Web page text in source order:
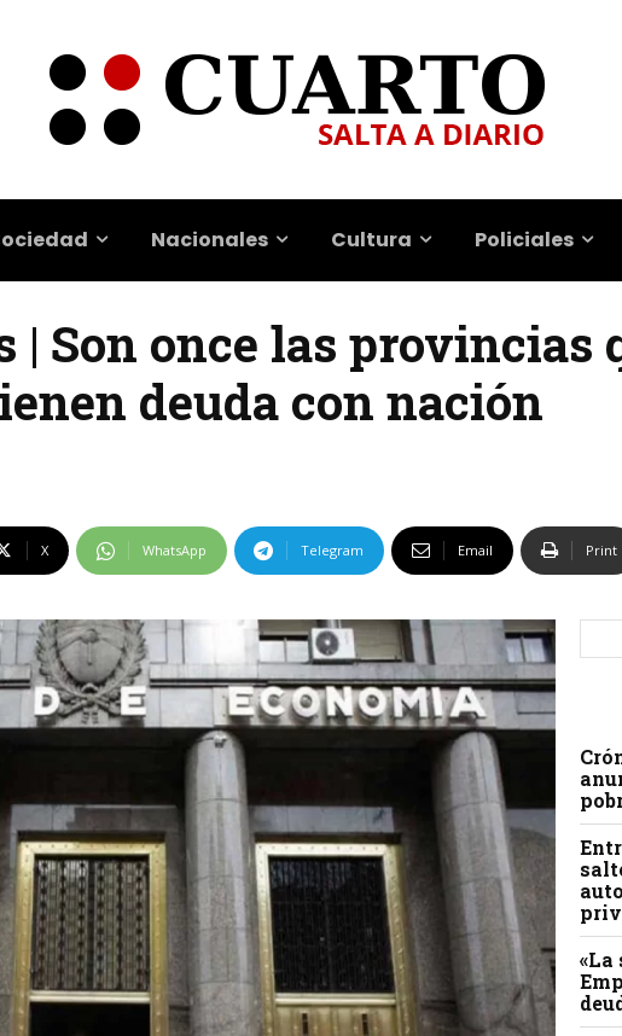
Nacionales Cultura Policiales
| Son once las provincias
deuda con nación
X WhatsApp Telegram Email Print
«La